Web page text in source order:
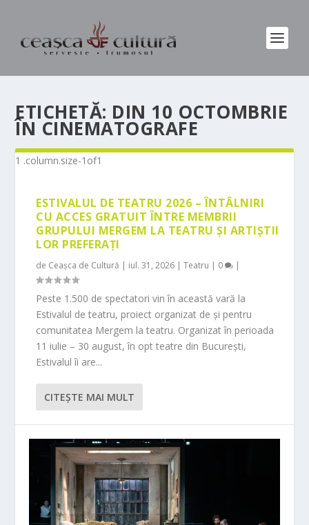
ETICHETĂ: DIN 10 OCTOMBRIE
ÎN CINEMATOGRAFE
ESTIVALUL DE TEATRU 2026 – ÎNTÂLNIRI
CU ACCES GRATUIT ÎNTRE MEMBRII
GRUPULUI MERGEM LA TEATRU ȘI ARTIȘTII
LOR PREFERAȚI
de Ceașca de Cultură | iul. 31, 2026 |Teatru | 0 |
Peste 1.500 de spectatori vin în această vară la
Estivalul de teatru, proiect organizat de și pentru
comunitatea Mergem la teatru. Organizat în perioada
11 iulie – 30 august, în opt teatre din București,
Estivalul îi are...
CITEŞTE MAI MULT